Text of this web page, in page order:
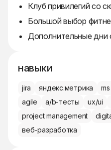
Клуб привилегий со
Большой выбор
Дополнительные дни
навыки
jira яндекс.метрика
agile
a/b-тесты ux/ui
project management
веб-разработка